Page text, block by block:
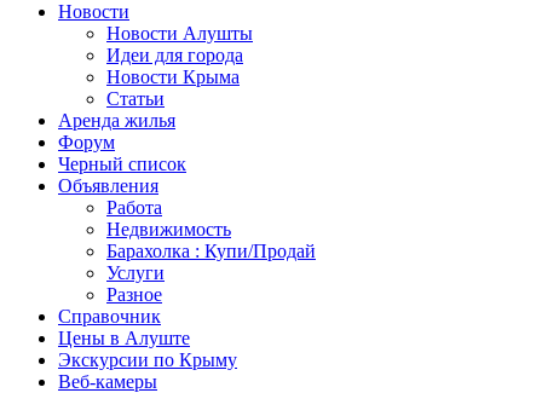
Новости
Новости Алушты
Идеи для города
Новости Крыма
Статьи
Аренда жилья
Форум
Черный список
Объявления
Работа
Недвижимость
Барахолка : Купи/Продай
Услуги
Разное
Справочник
Цены в Алуште
Экскурсии по Крыму
Веб-камеры